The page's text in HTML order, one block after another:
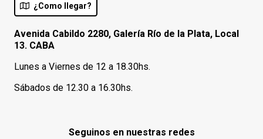
¿Como llegar?
Avenida Cabildo 2280, Galería Río de la Plata, Local
13. CABA
Lunes a Viernes de 12 a 18.30hs.
Sábados de 12.30 a 16.30hs.
Seguinos en nuestras redes